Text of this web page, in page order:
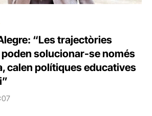
“Les trajectòries
solucionar-se només
calen polítiques educatives